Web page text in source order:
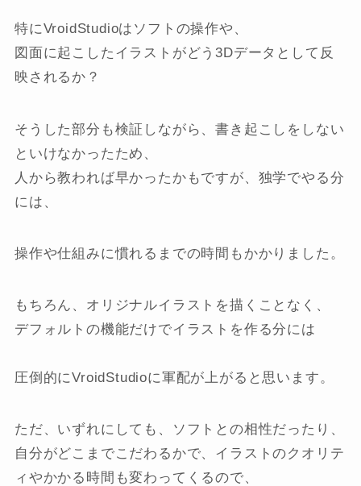
特にVroidStudioはソフトの操作や、
図面に起こしたイラストがどう3Dデータとして反
映されるか？
そうした部分も検証しながら、書き起こしをしない
といけなかったため、
人から教われば早かったかもですが、独学でやる分
には、
操作や仕組みに慣れるまでの時間もかかりました。
もちろん、オリジナルイラストを描くことなく、
デフォルトの機能だけでイラストを作る分には
圧倒的にVroidStudioに軍配が上がると思います。
ただ、いずれにしても、ソフトとの相性だったり、
自分がどこまでこだわるかで、イラストのクオリテ
ィやかかる時間も変わってくるので、